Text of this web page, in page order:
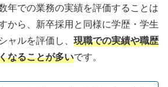
年での業務の実績を評価することは
から、新卒採用と同様に学歴・学生
ャルを評価し、 現職での実績や職歴
なることが多いです。